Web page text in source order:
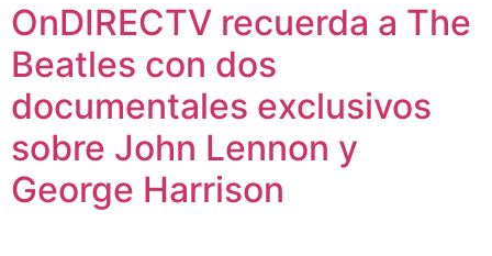
OnDIRECTV recuerda a The
Beatles con dos
documentales exclusivos
sobre John Lennon y
George Harrison